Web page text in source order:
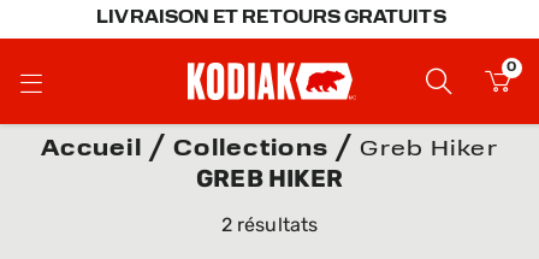
LIVRAISON ET RETOURS GRATUITS
0
Accueil Collections Greb Hiker
GREB HIKER
2 résultats